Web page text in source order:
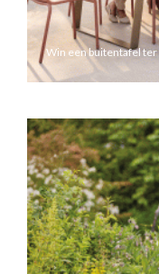
Win een buitentafel ter